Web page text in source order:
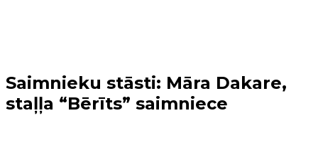
Saimnieku stāsti: Māra Dakare,
staļļa “Bērīts” saimniece